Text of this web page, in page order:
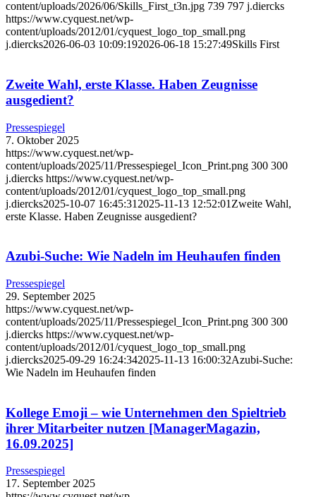
content/uploads/2026/06/Skills_First_t3n.jpg 739 797 j.diercks
https://www.cyquest.net/wp-
content/uploads/2012/01/cyquest_logo_top_small.png
j.diercks2026-06-03 10:09:192026-06-18 15:27:49Skills First
Zweite Wahl, erste Klasse. Haben Zeugnisse
ausgedient?
Pressespiegel
7. Oktober 2025
https://www.cyquest.net/wp-
content/uploads/2025/11/Pressespiegel_Icon_Print.png 300 300
j.diercks https://www.cyquest.net/wp-
content/uploads/2012/01/cyquest_logo_top_small.png
j.diercks2025-10-07 16:45:31 2025-11-13 12:52:01 Zweite Wahl,
erste Klasse. Haben Zeugnisse ausgedient?
Azubi-Suche: Wie Nadeln im Heuhaufen finden
Pressespiegel
29. September 2025
https://www.cyquest.net/wp-
content/uploads/2025/11/Pressespiegel_Icon_Print.png 300 300
j.diercks https://www.cyquest.net/wp-
content/uploads/2012/01/cyquest_logo_top_small.png
j.diercks2025-09-29 16:24:342025-11-13 16:00:32Azubi-Suche:
Wie Nadeln im Heuhaufen finden
Kollege Emoji – wie Unternehmen den Spieltrieb
ihrer Mitarbeiter nutzen [ManagerMagazin,
16.09.2025]
Pressespiegel
17. September 2025